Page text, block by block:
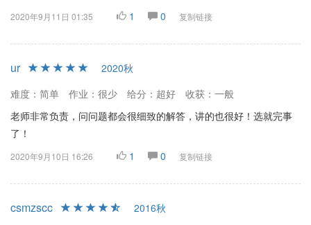
2020年9月11日 01:35 1 0 复制链接
ur
2020秋
难度：简单
作业：很少 给分：超好
收获：一般
老师非常负责，问问题都会很细致的解答，讲的也很好！选就完事
了！
2020年9月10日 16:26 1 0 复制链接
csmzscc
2016秋